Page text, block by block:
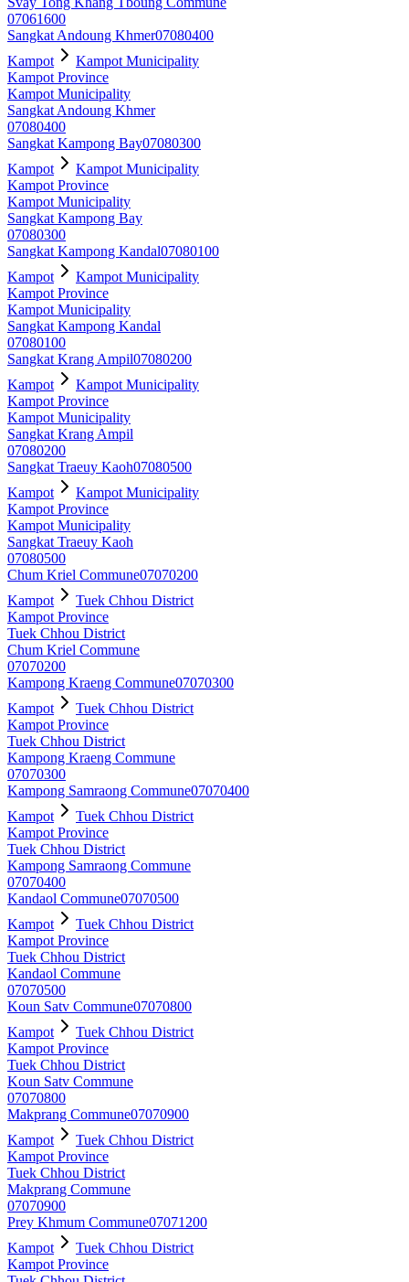
07061600
Sangkat Andoung Khmer07080400
Kampot
Kampot Municipality
Kampot Province
Kampot Municipality
Sangkat Andoung Khmer
07080400
Sangkat Kampong Bay07080300
Kampot
Kampot Municipality
Kampot Province
Kampot Municipality
Sangkat Kampong Bay
07080300
Sangkat Kampong Kandal07080100
Kampot
Kampot Municipality
Kampot Province
Kampot Municipality
Sangkat Kampong Kandal
07080100
Sangkat Krang Ampil07080200
Kampot
Kampot Municipality
Kampot Province
Kampot Municipality
Sangkat Krang Ampil
07080200
Sangkat Traeuy Kaoh07080500
Kampot
Kampot Municipality
Kampot Province
Kampot Municipality
Sangkat Traeuy Kaoh
07080500
Chum Kriel Commune07070200
Kampot
Tuek Chhou District
Kampot Province
Tuek Chhou District
Chum Kriel Commune
07070200
Kampong Kraeng Commune07070300
Kampot
Tuek Chhou District
Kampot Province
Tuek Chhou District
Kampong Kraeng Commune
07070300
Kampong Samraong Commune07070400
Kampot
Tuek Chhou District
Kampot Province
Tuek Chhou District
Kampong Samraong Commune
07070400
Kandaol Commune07070500
Kampot
Tuek Chhou District
Kampot Province
Tuek Chhou District
Kandaol Commune
07070500
Koun Satv Commune07070800
Kampot
Tuek Chhou District
Kampot Province
Tuek Chhou District
Koun Satv Commune
07070800
Makprang Commune07070900
Kampot
Tuek Chhou District
Kampot Province
Tuek Chhou District
Makprang Commune
07070900
Prey Khmum Commune07071200
Kampot
Tuek Chhou District
Kampot Province